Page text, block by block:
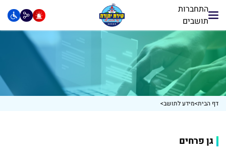
התחברות
תושבים
דף הבית>מידע לתושב>
גן פרחים